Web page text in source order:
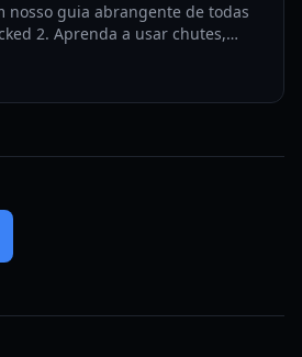
nosso guia abrangente de todas
2. Aprenda a usar chutes,